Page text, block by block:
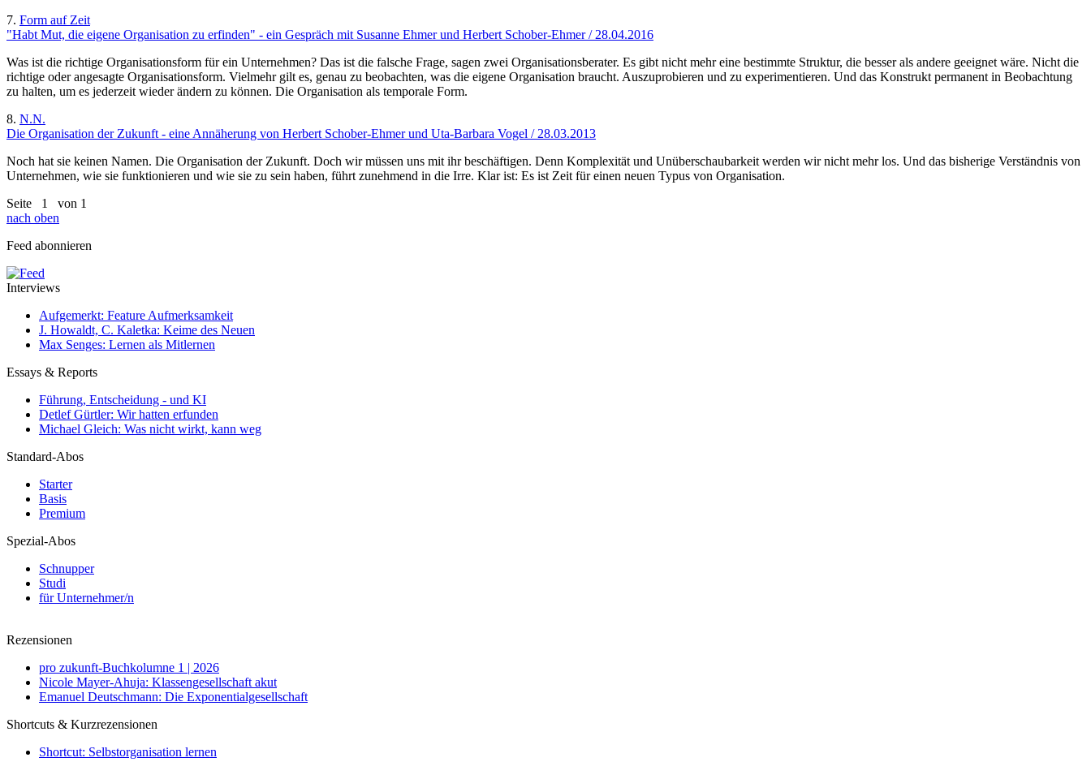
7. Form auf Zeit
"Habt Mut, die eigene Organisation zu erfinden" - ein Gespräch mit Susanne Ehmer und Herbert Schober-Ehmer / 28.04.2016
Was ist die richtige Organisationsform für ein Unternehmen? Das ist die falsche Frage, sagen zwei Organisationsberater. Es gibt nicht mehr eine bestimmte Struktur, die besser als andere geeignet wäre. Nicht die
richtige oder angesagte Organisationsform. Vielmehr gilt es, genau zu beobachten, was die eigene Organisation braucht. Auszuprobieren und zu experimentieren. Und das Konstrukt permanent in Beobachtung
zu halten, um es jederzeit wieder ändern zu können. Die Organisation als temporale Form.
8. N.N.
Die Organisation der Zukunft - eine Annäherung von Herbert Schober-Ehmer und Uta-Barbara Vogel / 28.03.2013
Noch hat sie keinen Namen. Die Organisation der Zukunft. Doch wir müssen uns mit ihr beschäftigen. Denn Komplexität und Unüberschaubarkeit werden wir nicht mehr los. Und das bisherige Verständnis von
Unternehmen, wie sie funktionieren und wie sie zu sein haben, führt zunehmend in die Irre. Klar ist: Es ist Zeit für einen neuen Typus von Organisation.
Seite 1
von 1
nach oben
Feed abonnieren
Interviews
Aufgemerkt: Feature Aufmerksamkeit
J. Howaldt, C. Kaletka: Keime des Neuen
Max Senges: Lernen als Mitlernen
Essays & Reports
Führung, Entscheidung - und KI
Detlef Gürtler: Wir hatten erfunden
Michael Gleich: Was nicht wirkt, kann weg
Standard-Abos
Starter
Basis
Premium
Spezial-Abos
Schnupper
Studi
für Unternehmer/n
Rezensionen
pro zukunft-Buchkolumne 1 | 2026
Nicole Mayer-Ahuja: Klassengesellschaft akut
Emanuel Deutschmann: Die Exponentialgesellschaft
Shortcuts & Kurzrezensionen
Shortcut: Selbstorganisation lernen